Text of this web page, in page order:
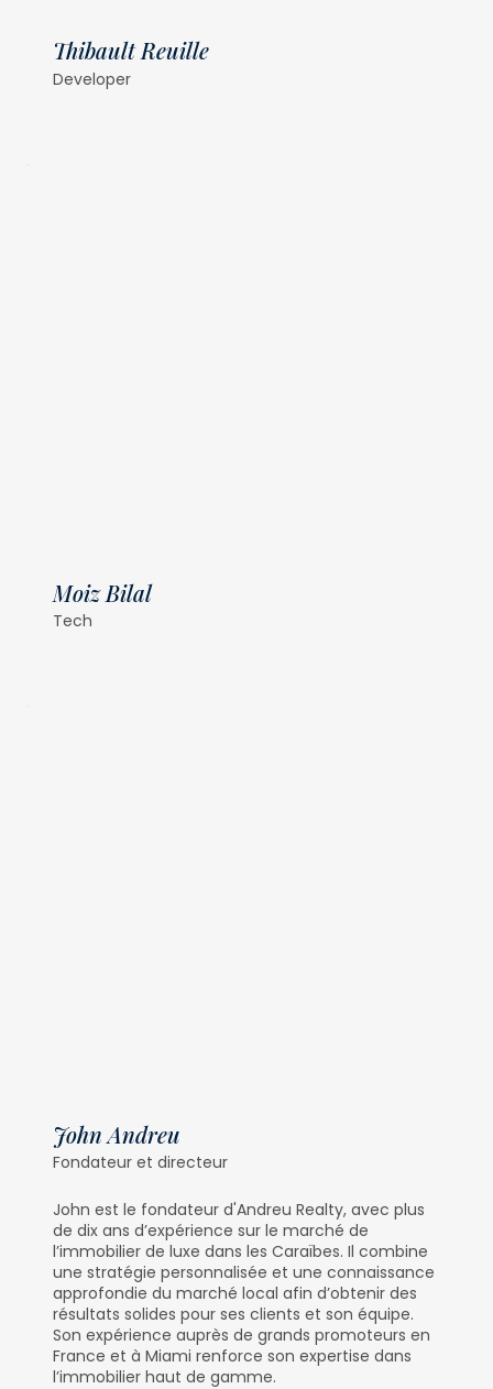
Thibault Reuille
Developer
Moiz Bilal
Tech
John Andreu
Fondateur et directeur
John est le fondateur d'Andreu Realty, avec plus
de dix ans d’expérience sur le marché de
l’immobilier de luxe dans les Caraïbes. Il combine
une stratégie personnalisée et une connaissance
approfondie du marché local afin d’obtenir des
résultats solides pour ses clients et son équipe.
Son expérience auprès de grands promoteurs en
France et à Miami renforce son expertise dans
l’immobilier haut de gamme.